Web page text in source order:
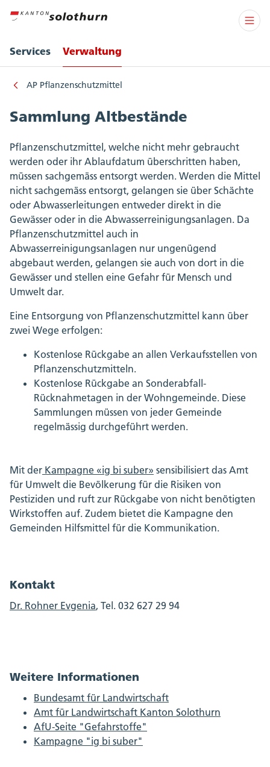
Services Verwaltung
AP Pflanzenschutzmittel
Sammlung Altbestände
Pflanzenschutzmittel, welche nicht mehr gebraucht
werden oder ihr Ablaufdatum überschritten haben,
müssen sachgemäss entsorgt werden. Werden die Mittel
nicht sachgemäss entsorgt, gelangen sie über Schächte
oder Abwasserleitungen entweder direkt in die
Gewässer oder in die Abwasserreinigungsanlagen. Da
Pflanzenschutzmittel auch in
Abwasserreinigungsanlagen nur ungenügend
abgebaut werden, gelangen sie auch von dort in die
Gewässer und stellen eine Gefahr für Mensch und
Umwelt dar.
Eine Entsorgung von Pflanzenschutzmittel kann über
zwei Wege erfolgen:
Kostenlose Rückgabe an allen Verkaufsstellen von
Pflanzenschutzmitteln.
Kostenlose Rückgabe an Sonderabfall-
Rücknahmetagen in der Wohngemeinde. Diese
Sammlungen müssen von jeder Gemeinde
regelmässig durchgeführt werden.
Mit der Kampagne «ig bi suber» sensibilisiert das Amt
für Umwelt die Bevölkerung für die Risiken von
Pestiziden und ruft zur Rückgabe von nicht benötigten
Wirkstoffen auf. Zudem bietet die Kampagne den
Gemeinden Hilfsmittel für die Kommunikation.
Kontakt
Dr. Rohner Evgenia, Tel. 032 627 29 94
Weitere Informationen
Bundesamt für Landwirtschaft
Amt für Landwirtschaft Kanton Solothurn
AfU-Seite "Gefahrstoffe"
Kampagne "ig bi suber"